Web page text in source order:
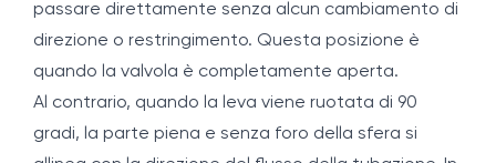
passare direttamente senza alcun cambiamento di
direzione o restringimento. Questa posizione è
quando la valvola è completamente aperta.
Al contrario, quando la leva viene ruotata di 90
gradi, la parte piena e senza foro della sfera si